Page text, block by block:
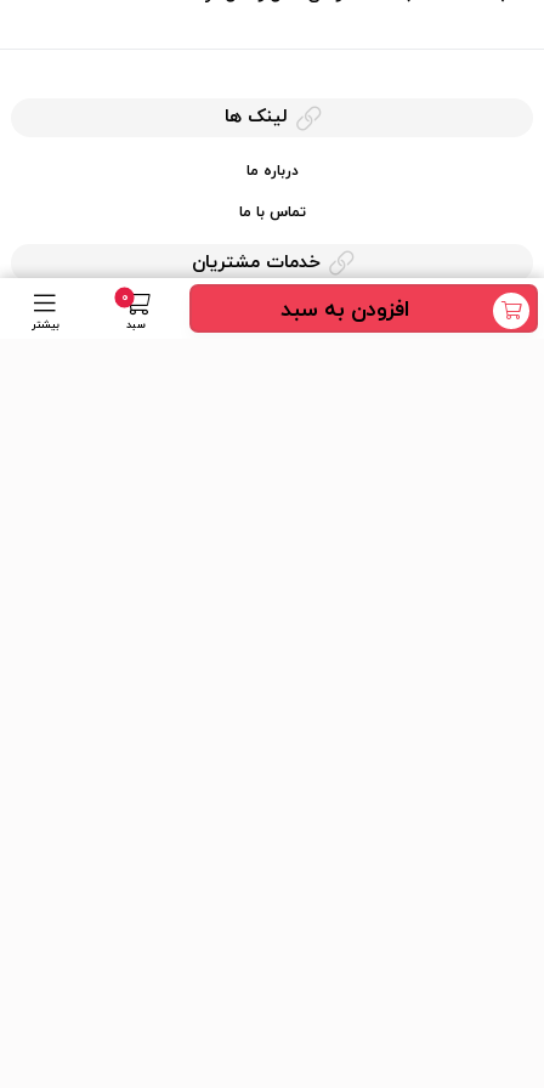
افزودن به سبد 0
سبد بیشتر
لینک ها
درباره ما
تماس با ما
خدمات مشتریان
حریم خصوصی